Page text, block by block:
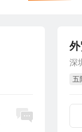
深
五